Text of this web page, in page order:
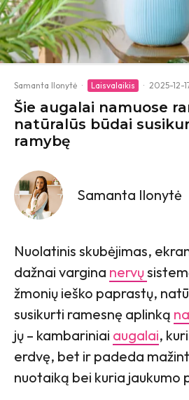
Samanta Ilonytė · Laisvalaikis · 2025-12-
Šie augalai namuose
natūralūs būdai
ramybę
Samanta Ilonytė
Nuolatinis skubėjimas,
dažnai vargina nervų
žmonių ieško paprastų,
susikurti ramesnę aplinką
jų – kambariniai augalai,
erdvę, bet ir padeda
nuotaiką bei kuria jaukumo